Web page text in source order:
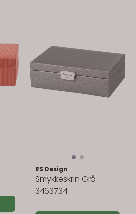
RS Design
Smykkeskrin Grå
3463734